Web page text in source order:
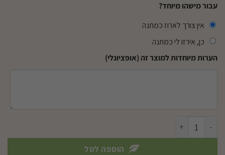
עבור מישהו מיוחד?
אין צורך לארוז כמתנה
כן, אירזו לי כמתנה
הערות מיוחדות למוצר זה (אופציונלי)
כמות של פריחה בכפר
הוספה לסל